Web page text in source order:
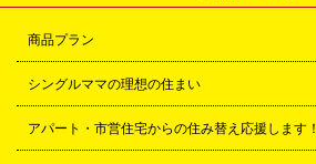
商品プラン
シングルママの理想の住まい
アパート・市営住宅からの住み替え応援します！